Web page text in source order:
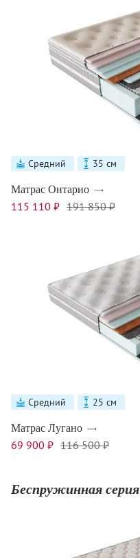
Средний 35 см
Матрас Онтарио
115 110 ₽ 191 850 ₽
Средний 25 см
Матрас Лугано
69 900 ₽ 116 500 ₽
Беспружинная серия